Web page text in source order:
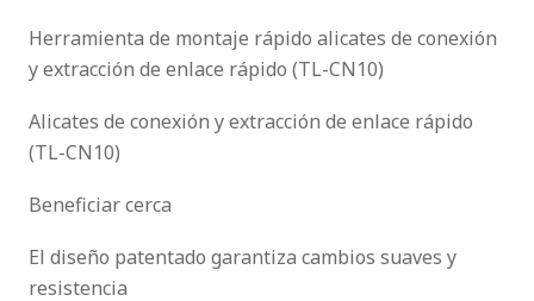
Herramienta de montaje rápido alicates de conexión
y extracción de enlace rápido (TL-CN10)
Alicates de conexión y extracción de enlace rápido
(TL-CN10)
Beneficiar cerca
El diseño patentado garantiza cambios suaves y
resistencia